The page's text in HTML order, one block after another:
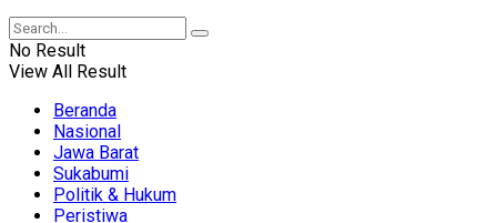
No Result
View All Result
Beranda
Nasional
Jawa Barat
Sukabumi
Politik & Hukum
Peristiwa